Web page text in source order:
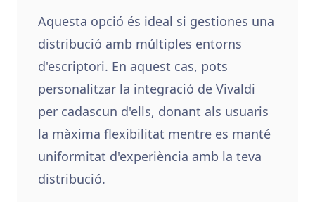
Aquesta opció és ideal si gestiones una
distribució amb múltiples entorns
d'escriptori. En aquest cas, pots
personalitzar la integració de Vivaldi
per cadascun d'ells, donant als usuaris
la màxima flexibilitat mentre es manté
uniformitat d'experiència amb la teva
distribució.